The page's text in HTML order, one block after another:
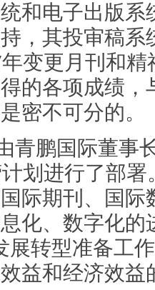
和电子出版系
，其投审稿系
变更月刊和
的各项成绩，
密不可分的。
鹏国际董事
划进行了部
际期刊、国际
化、数字化的
展转型准备工
益和经济效益